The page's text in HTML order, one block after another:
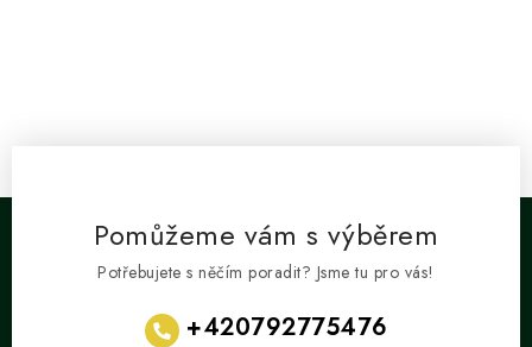
Pomůžeme vám s výběrem
Potřebujete s něčím poradit? Jsme tu pro vás!
+420792775476